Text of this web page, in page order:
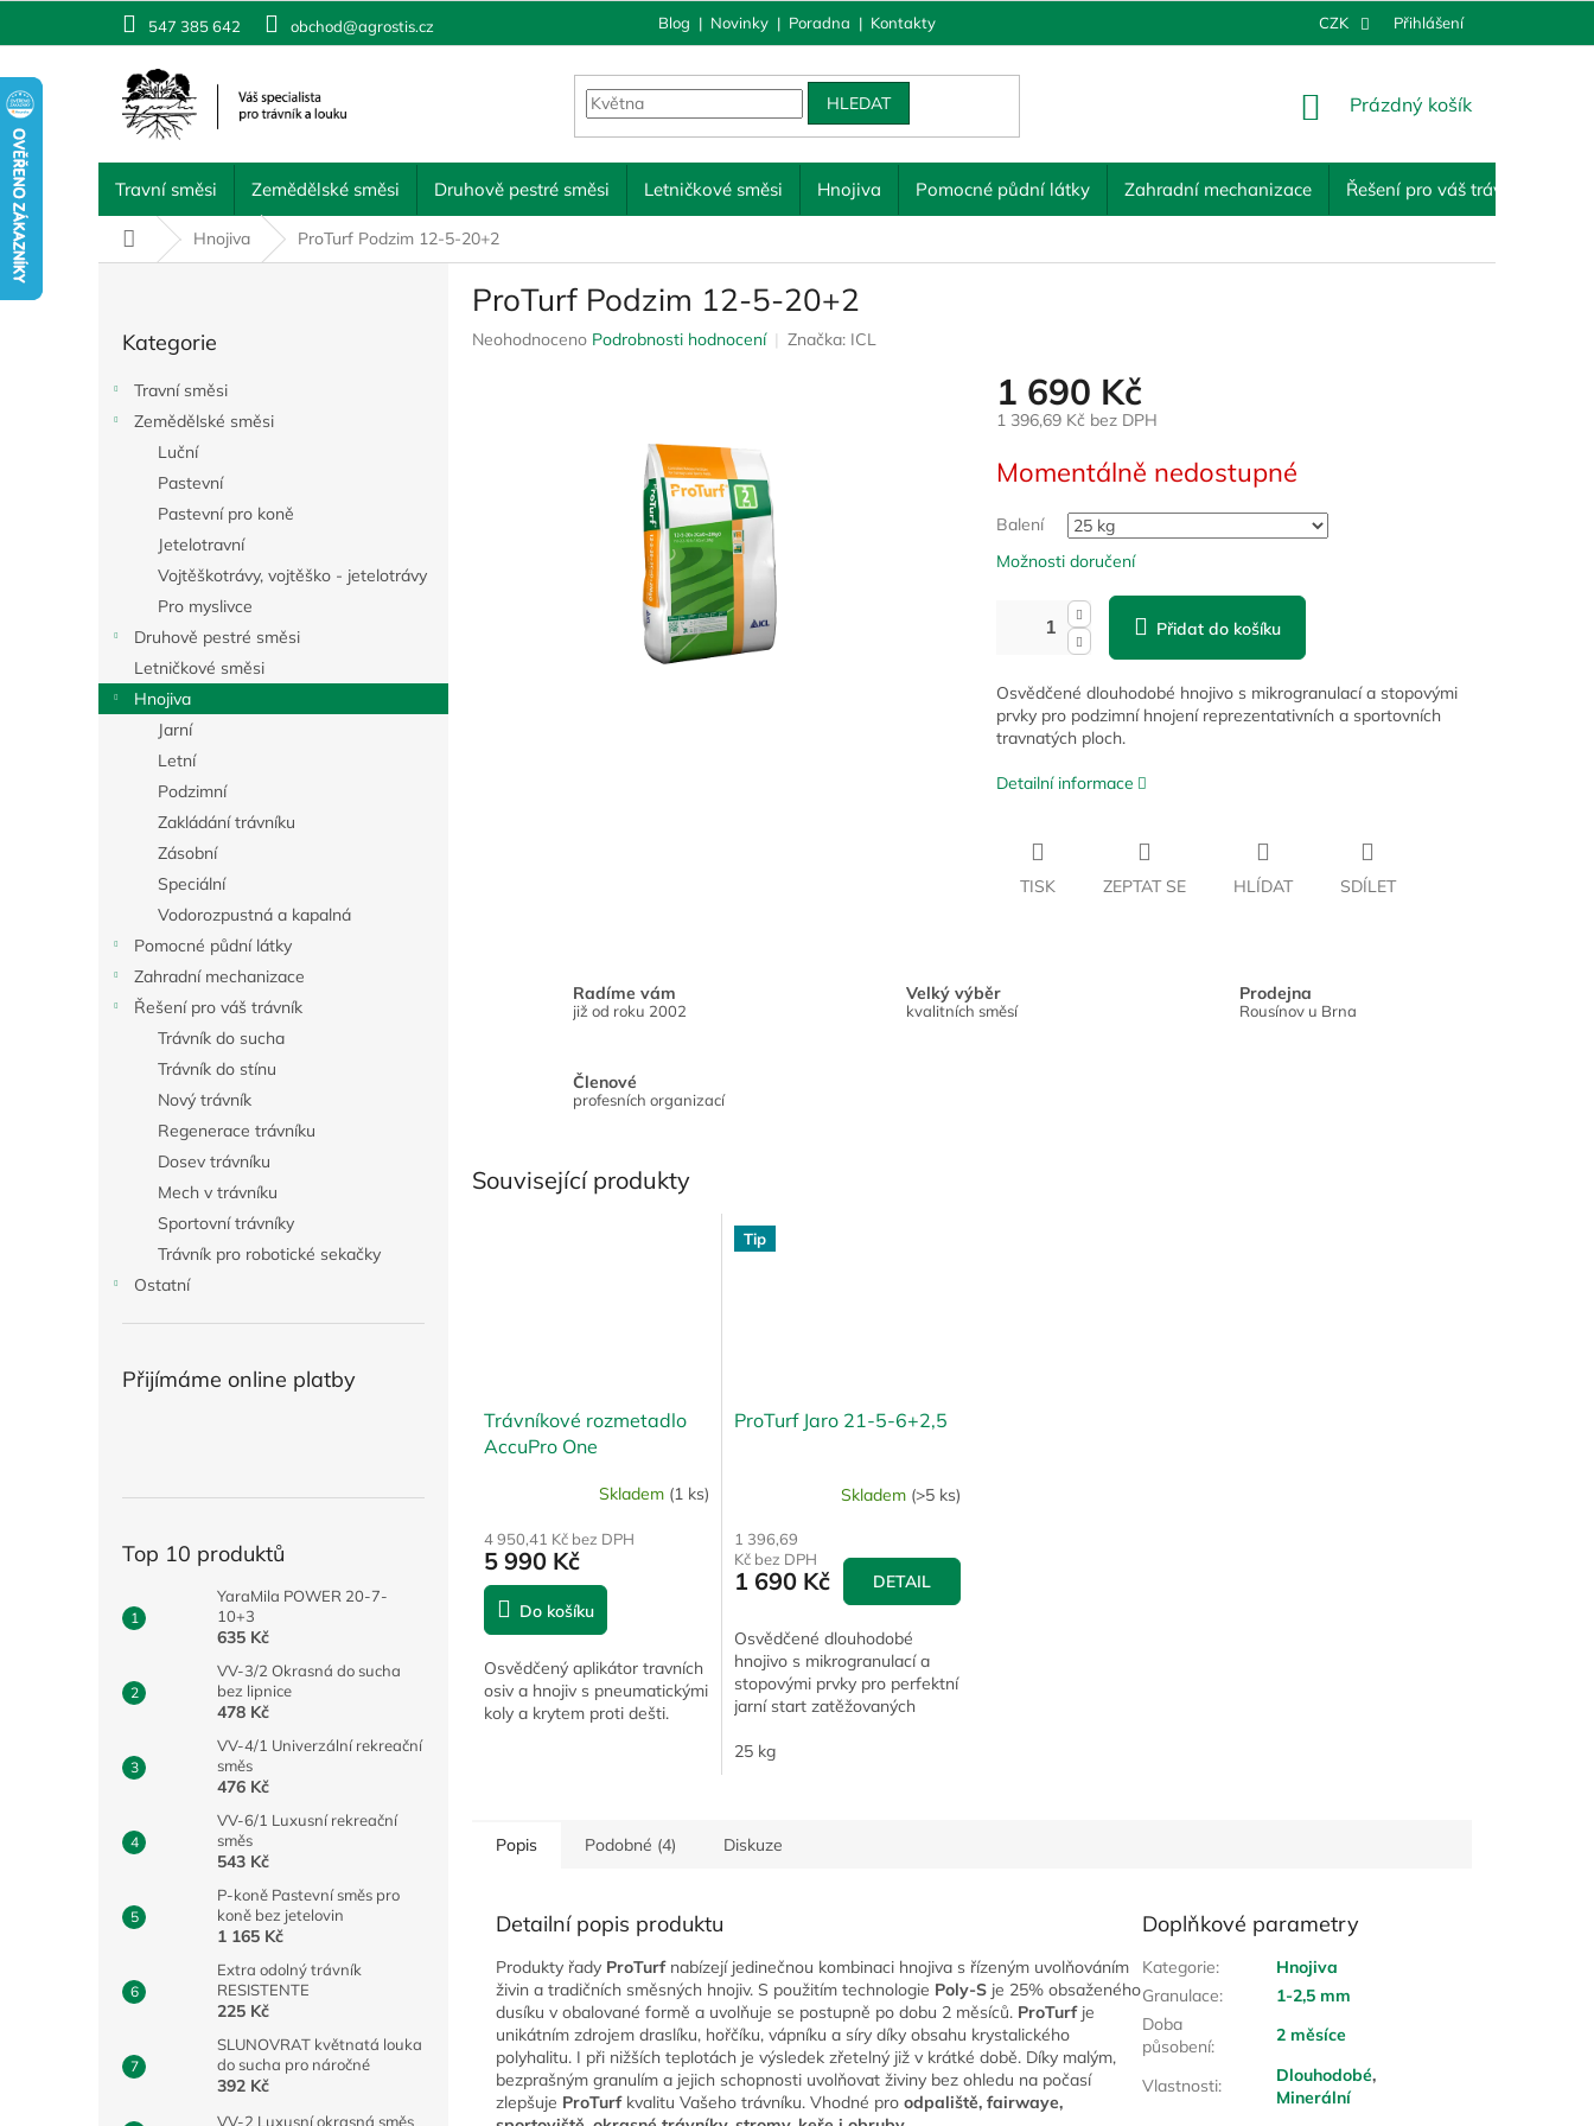
547 385 642 obchod@agrostis.cz Blog | Novinky | Poradna | Kontakty CZK Přihlášení
HLEDAT
NÁKUPNÍ
Prázdný košík
Travní směsi Zemědělské směsi Druhově pestré směsi Letničkové směsi Hnojiva Pomocné půdní látky Zahradní mechanizace Řešení pro váš trávník
Domů Hnojiva ProTurf Podzim 12-5-20+2
kategorie
Kategorie
Travní směsi
Zemědělské směsi
Luční
Pastevní
Pastevní pro koně
Jetelotravní
Vojtěškotrávy, vojtěško - jetelotrávy
Pro myslivce
Druhově pestré směsi
Letničkové směsi
Hnojiva
Jarní
Letní
Podzimní
Zakládání trávníku
Zásobní
Speciální
Vodorozpustná a kapalná
Pomocné půdní látky
Zahradní mechanizace
Řešení pro váš trávník
Trávník do sucha
Trávník do stínu
Nový trávník
Regenerace trávníku
Dosev trávníku
Mech v trávníku
Sportovní trávníky
Trávník pro robotické sekačky
Ostatní
Přijímáme online platby
Top 10 produktů
YaraMila POWER 20-7-
10+3
635 Kč
VV-3/2 Okrasná do sucha
bez lipnice
478 Kč
VV-4/1 Univerzální rekreační
směs
476 Kč
VV-6/1 Luxusní rekreační
směs
543 Kč
P-koně Pastevní směs pro
koně bez jetelovin
1 165 Kč
Extra odolný trávník
RESISTENTE
225 Kč
SLUNOVRAT květnatá louka
do sucha pro náročné
392 Kč
VV-2 Luxusní okrasná směs
ProTurf Podzim 12-5-20+2
Průměrné
Neohodnoceno Podrobnosti hodnocení Značka: ICL
1 690 Kč
1 396,69 Kč bez DPH
cena:
Momentálně nedostupné
Balení
Možnosti doručení
Přidat do košíku
Osvědčené dlouhodobé hnojivo s mikrogranulací a stopovými
prvky pro podzimní hnojení reprezentativních a sportovních
travnatých ploch.
Detailní informace
TISK ZEPTAT SE HLÍDAT SDÍLET
Radíme vám
již od roku 2002
Velký výběr
kvalitních směsí
Prodejna
Rousínov u Brna
Členové
profesních organizací
Související produkty
Trávníkové rozmetadlo
AccuPro One
Skladem (1 ks)
4 950,41 Kč bez DPH
5 990 Kč
Do košíku
Osvědčený aplikátor travních
osiv a hnojiv s pneumatickými
koly a krytem proti dešti.
Tip
ProTurf Jaro 21-5-6+2,5
Skladem (>5 ks)
1 396,69
Kč bez DPH
1 690 Kč DETAIL
Osvědčené dlouhodobé
hnojivo s mikrogranulací a
stopovými prvky pro perfektní
jarní start zatěžovaných
25 kg
Popis Podobné (4) Diskuze
Detailní popis produktu
Produkty řady ProTurf nabízejí jedinečnou kombinaci hnojiva s řízeným uvolňováním
živin a tradičních směsných hnojiv. S použitím technologie Poly-S je 25% obsaženého
dusíku v obalované formě a uvolňuje se postupně po dobu 2 měsíců. ProTurfje
unikátním zdrojem draslíku, hořčíku, vápníku a síry díky obsahu krystalického
polyhalitu. I při nižších teplotách je výsledek zřetelný již v krátké době. Díky malým,
bezprašným granulím a jejich schopnosti uvolňovat živiny bez ohledu na počasí
zlepšuje ProTurf kvalitu Vašeho trávníku. Vhodné pro odpaliště, fairwaye,
Doplňkové parametry
Kategorie:
Hnojiva
Granulace:
1-2,5 mm
Doba
působení:
2 měsíce
Vlastnosti: Dlouhodobé,
Minerální